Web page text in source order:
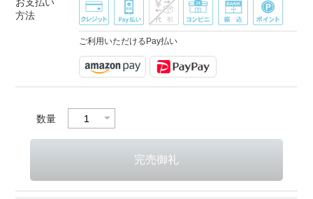
方法
ご利用いただけるPay払い
数量